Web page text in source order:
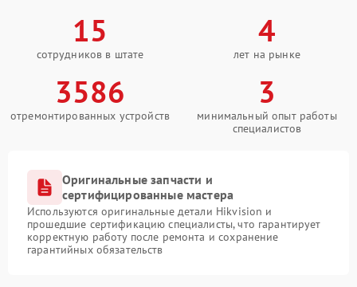
15
сотрудников в штате
4
лет на рынке
3586
отремонтированных устройств
3
минимальный опыт работы
специалистов
Оригинальные запчасти и
сертифицированные мастера
Используются оригинальные детали Hikvision и
прошедшие сертификацию специалисты, что гарантирует
корректную работу после ремонта и сохранение
гарантийных обязательств